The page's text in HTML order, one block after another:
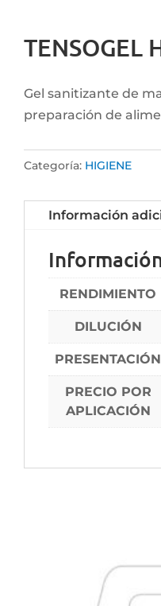
TENSOGEL
Gel sanitizante de
preparación de
Categoría: HIGIENE
Información
RENDIMIENTO
DILUCIÓN
PRESENTACIÓN
PRECIO POR
APLICACIÓN